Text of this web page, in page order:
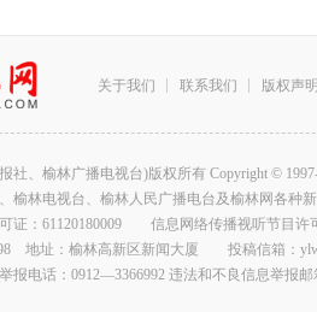
关于我们 联系我们 版权声明
社、榆林广播电视台)版权所有 Copyright © 1997-
榆林电视台、榆林人民广播电台及榆林网各种
证：61120180009 信息网络传播视听节目许
地址：榆林高新区新闻大厦 投稿信箱：
报电话：0912—3366992 违法和不良信息举报